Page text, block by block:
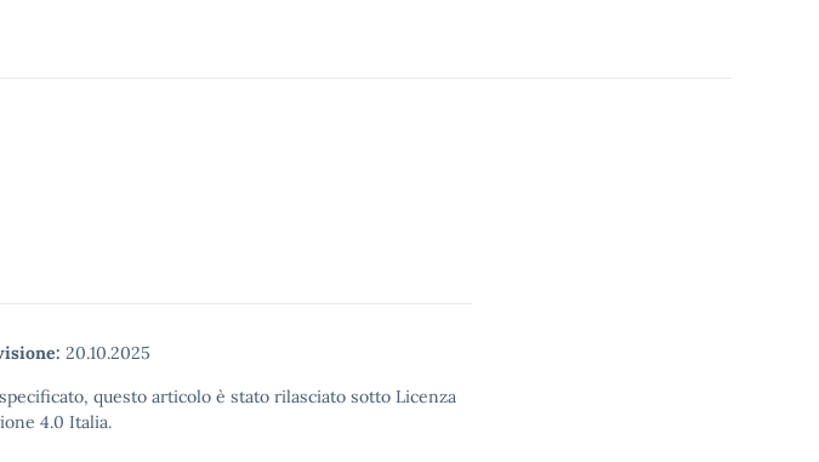
20.10.2025
questo articolo è stato rilasciato sotto Licenza
4.0 Italia.